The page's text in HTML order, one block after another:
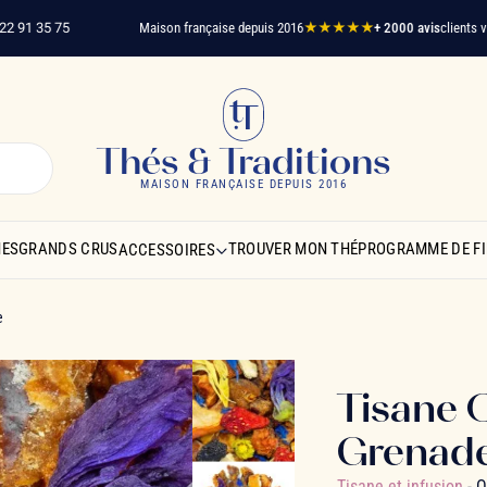
75 Maison française depuis 2016★★★★★+ 2000 avisclients vérifiés
Thés & Traditions
MAISON FRANÇAISE DEPUIS 2016
GRANDS CRUSACCESSOIRES TROUVER MON THÉPROGRAMME DE
Tisane